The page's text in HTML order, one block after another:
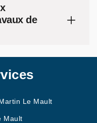
de
Le Mault
Mault